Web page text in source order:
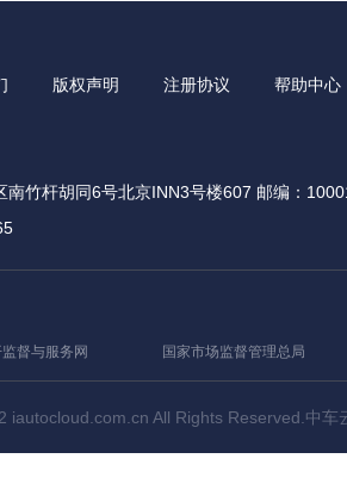
版权声明 注册协议 帮助中心
南竹杆胡同6号北京INN3号楼607 邮编：
督与服务网 国家市场监督管理总局
iautocloud.com.cn All Rights Reserved.中